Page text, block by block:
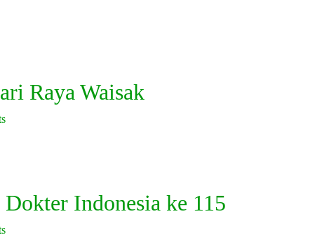
Raya Waisak
Indonesia ke 115